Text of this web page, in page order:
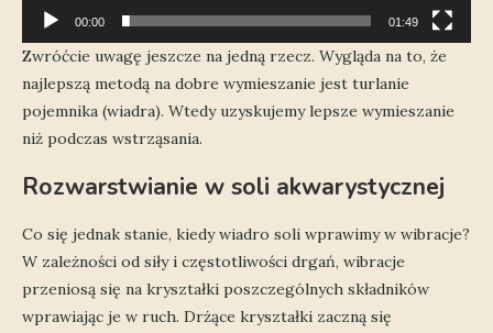
00:00 01:49
Zwróćcie uwagę jeszcze na jedną rzecz. Wygląda na to, że
najlepszą metodą na dobre wymieszanie jest turlanie
pojemnika (wiadra). Wtedy uzyskujemy lepsze wymieszanie
niż podczas wstrząsania.
Rozwarstwianie w soli akwarystycznej
Co się jednak stanie, kiedy wiadro soli wprawimy w wibracje?
W zależności od siły i częstotliwości drgań, wibracje
przeniosą się na kryształki poszczególnych składników
wprawiając je w ruch. Drżące kryształki zaczną się